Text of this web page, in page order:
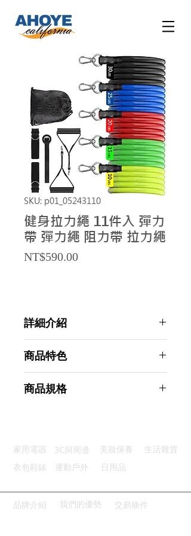
SKU: p01_05243110
健身拉力繩 11件入 彈力
帶 彈力繩 阻力帶 拉力繩
NT$590.00Price
詳細介紹
商品特色
男女適用：可適用於各種階段訓練
商品規格
主要材質：TPE
商品尺寸：30*18*8cm
產地名稱：中國大陸
代理商：亞桓有限公司
家用電器 3C與周邊 美妝保養
生活雜貨
衣包鞋錶
運動戶外 日用品
品牌介紹 我們的優勢 交易條件